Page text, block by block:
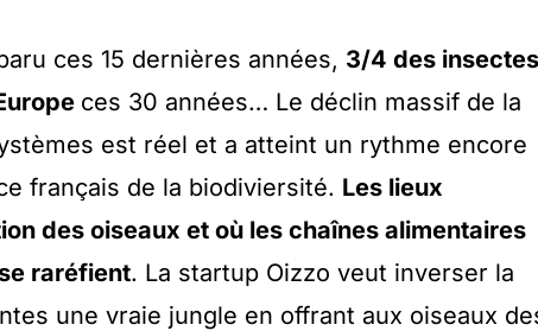
ces 15 dernières années, 3/4 des insectes
ces 30 années… Le déclin massif de la
est réel et a atteint un rythme encore
français de la biodiviersité. Les lieux
des oiseaux et où les chaînes alimentaires
raréfient. La startup Oizzo veut inverser la
une vraie jungle en offrant aux oiseaux